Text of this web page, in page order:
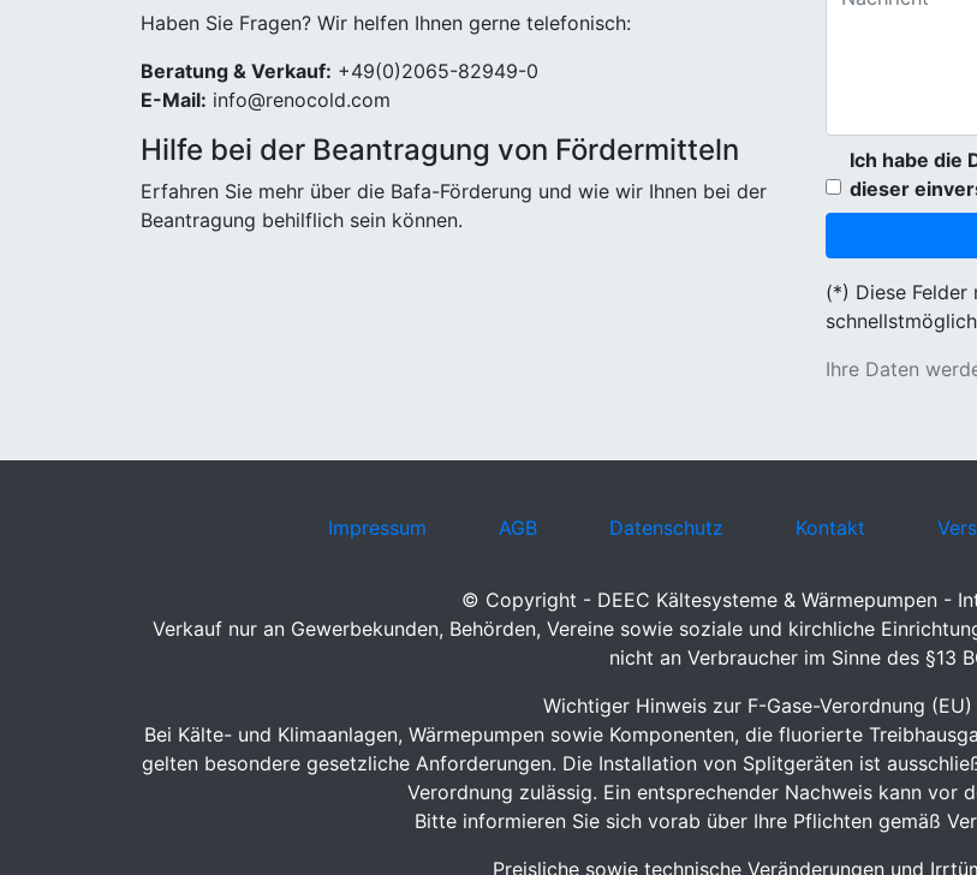
Haben Sie Fragen? Wir helfen Ihnen gerne telefonisch:
Beratung & Verkauf: +49(0)2065-82949-0
E-Mail: info@renocold.com
Hilfe bei der Beantragung von Fördermitteln
Erfahren Sie mehr über die Bafa-Förderung und wie wir Ihnen bei der
Beantragung behilflich sein können.
Ich habe die
dieser
(*) Diese Felder
Ihre Daten
Impressum AGB Datenschutz Kontakt
© Copyright - DEEC Kältesysteme & Wärmepumpen -
Verkauf nur an Gewerbekunden, Behörden, Vereine sowie soziale und kirchliche
nicht an Verbraucher im Sinne des §13
Wichtiger Hinweis zur F-Gase-Verordnung
Bei Kälte- und Klimaanlagen, Wärmepumpen sowie Komponenten, die fluorierte
gelten besondere gesetzliche Anforderungen. Die Installation von Splitgeräten ist
Verordnung zulässig. Ein entsprechender Nachweis kann vor
Bitte informieren Sie sich vorab über Ihre Pflichten gemäß
Preisliche sowie technische Veränderungen und